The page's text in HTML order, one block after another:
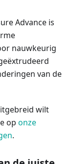
Advance is
nauwkeurig
van de
wilt
op onze
.